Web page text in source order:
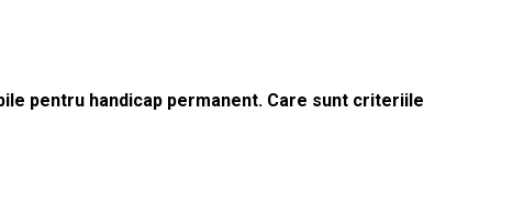
pentru handicap permanent. Care sunt criteriile